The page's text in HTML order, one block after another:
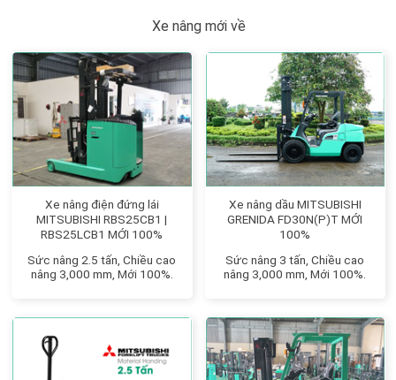
Xe nâng mới về
Xe nâng điện đứng lái
MITSUBISHI RBS25CB1 |
RBS25LCB1 MỚI 100%
Sức nâng 2.5 tấn, Chiều cao
nâng 3,000 mm, Mới 100%.
Xe nâng dầu MITSUBISHI
GRENIDA FD30N(P)T MỚI
100%
Sức nâng 3 tấn, Chiều cao
nâng 3,000 mm, Mới 100%.